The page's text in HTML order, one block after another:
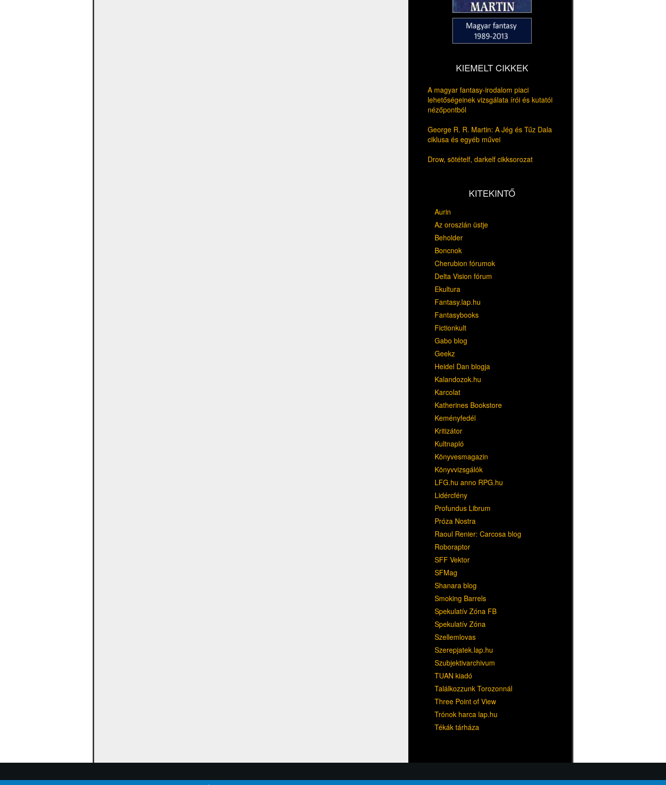
KIEMELT CIKKEK
A magyar fantasy-irodalom piaci
lehetőségeinek vizsgálata írói és kutatói
nézőpontból
George R. R. Martin: A Jég és Tűz Dala
ciklusa és egyéb művei
Drow, sötételf, darkelf cikksorozat
KITEKINTŐ
Aurin
Az oroszlán üstje
Beholder
Boncnok
Cherubion fórumok
Delta Vision fórum
Ekultura
Fantasy.lap.hu
Fantasybooks
Fictionkult
Gabo blog
Geekz
Heidel Dan blogja
Kalandozok.hu
Karcolat
Katherines Bookstore
Keményfedél
Kritizátor
Kultnapló
Könyvesmagazin
Könyvvizsgálók
LFG.hu anno RPG.hu
Lidércfény
Profundus Librum
Próza Nostra
Raoul Renier: Carcosa blog
Roboraptor
SFF Vektor
SFMag
Shanara blog
Smoking Barrels
Spekulatív Zóna FB
Spekulatív Zóna
Szellemlovas
Szerepjatek.lap.hu
Szubjektivarchivum
TUAN kiadó
Találkozzunk Torozonnál
Three Point of View
Trónok harca lap.hu
Tékák tárháza